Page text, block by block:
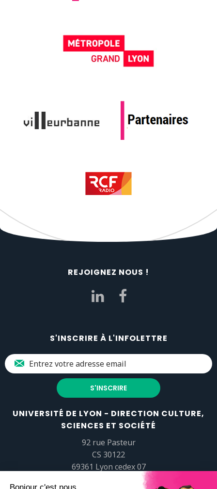
REJOIGNEZ NOUS !
S'INSCRIRE À L'INFOLETTRE
UNIVERSITÉ DE LYON - DIRECTION CULTURE,
SCIENCES ET SOCIÉTÉ
92 rue Pasteur
CS 30122
69361 Lyon cedex 07
popsciences@universite-lyon.fr